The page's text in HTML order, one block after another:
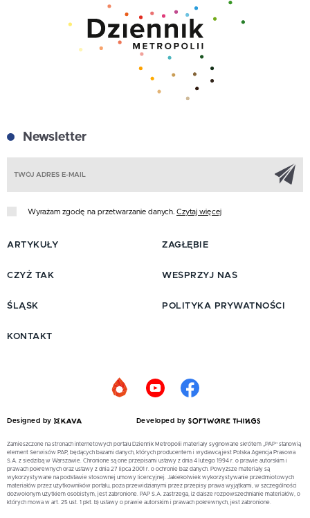
Newsletter
Wyrażam zgodę na przetwarzanie danych. Czytaj więcej
ARTYKUŁY
CZYŻ TAK
ŚLĄSK
ZAGŁĘBIE
WESPRZYJ NAS
POLITYKA PRYWATNOŚCI
KONTAKT
Designed by Developed by
Zamieszczone na stronach internetowych portalu Dziennik Metropolii materiały sygnowane skrótem „PAP” stanowią
element Serwisów PAP, będących bazami danych, których producentem i wydawcą jest Polska Agencja Prasowa
S.A. z siedzibą w Warszawie. Chronione są one przepisami ustawy z dnia 4 lutego 1994 r. o prawie autorskim i
prawach pokrewnych oraz ustawy z dnia 27 lipca 2001 r. o ochronie baz danych. Powyższe materiały są
wykorzystywane na podstawie stosownej umowy licencyjnej. Jakiekolwiek wykorzystywanie przedmiotowych
materiałów przez użytkowników portalu, poza przewidzianymi przez przepisy prawa wyjątkami, w szczególności
dozwolonym użytkiem osobistym, jest zabronione. PAP S.A. zastrzega, iż dalsze rozpowszechnianie materiałów, o
których mowa w art. 25 ust. 1 pkt. b) ustawy o prawie autorskim i prawach pokrewnych, jest zabronione.